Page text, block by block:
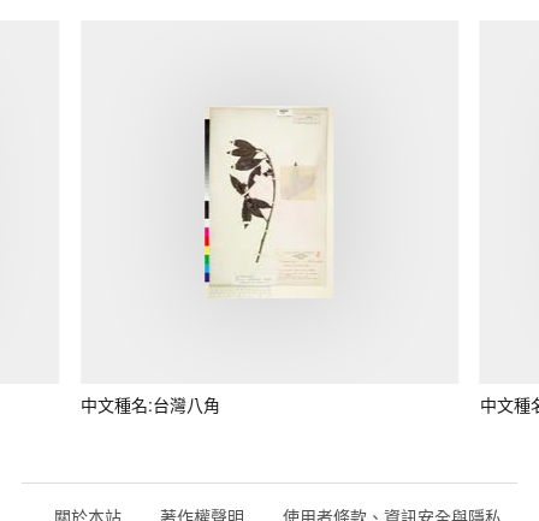
中文種名:台灣八角 中文種
關於本站 著作權聲明 使用者條款、資訊安全與隱私